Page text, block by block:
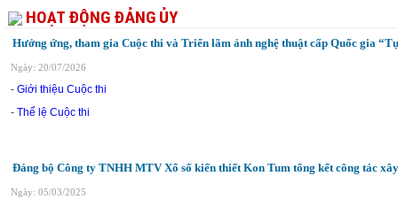
HOẠT ĐỘNG ĐẢNG ỦY
Hưởng ứng, tham gia Cuộc thi và Triển lãm ảnh nghệ thuật cấp Quốc gia
Ngày: 20/07/2026
- Giới thiệu Cuộc thi
- Thể lệ Cuộc thi
Đảng bộ Công ty TNHH MTV Xổ số kiến thiết Kon Tum tổng kết công tác
Ngày: 05/03/2025